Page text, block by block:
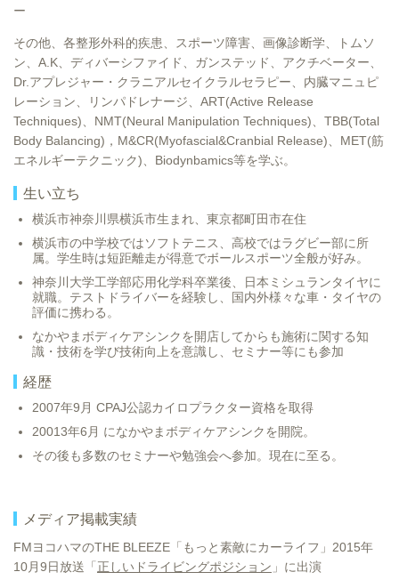
ー
その他、各整形外科的疾患、スポーツ障害、画像診断学、トムソ
ン、A.K、ディバーシファイド、ガンステッド、アクチベーター、
Dr.アプレジャー・クラニアルセイクラルセラピー、内臓マニュピ
レーション、リンパドレナージ、ART(Active Release
Techniques)、NMT(Neural Manipulation Techniques)、TBB(Total
Body Balancing)，M&CR(Myofascial&Cranbial Release)、MET(筋
エネルギーテクニック)、Biodynbamics等を学ぶ。
生い立ち
横浜市神奈川県横浜市生まれ、東京都町田市在住
横浜市の中学校ではソフトテニス、高校ではラグビー部に所
属。学生時は短距離走が得意でボールスポーツ全般が好み。
神奈川大学工学部応用化学科卒業後、日本ミシュランタイヤに
就職。テストドライバーを経験し、国内外様々な車・タイヤの
評価に携わる。
なかやまボディケアシンクを開店してからも施術に関する知
識・技術を学び技術向上を意識し、セミナー等にも参加
経歴
2007年9月 CPAJ公認カイロプラクター資格を取得
20013年6月 になかやまボディケアシンクを開院。
その後も多数のセミナーや勉強会へ参加。現在に至る。
メディア掲載実績
FMヨコハマのTHE BLEEZE「もっと素敵にカーライフ」2015年
10月9日放送「 正しいドライビングポジション 」に出演